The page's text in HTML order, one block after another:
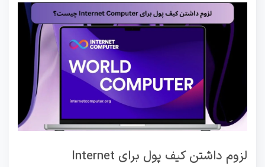
لزوم داشتن کیف پول برای Internet